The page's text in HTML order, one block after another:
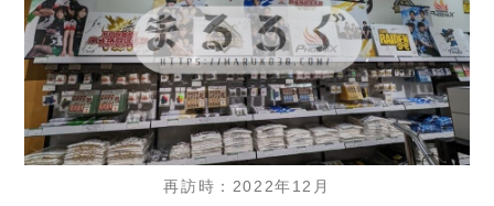
再訪時：2022年12月